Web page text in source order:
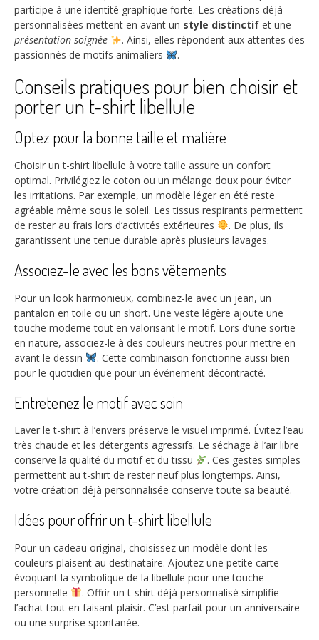
participe à une identité graphique forte. Les créations déjà
personnalisées mettent en avant un style distinctif et une
présentation soignée
. Ainsi, elles répondent aux attentes des
passionnés de motifs animaliers
.
Conseils pratiques pour bien choisir et
porter un t-shirt libellule
Optez pour la bonne taille et matière
Choisir un t-shirt libellule à votre taille assure un confort
optimal. Privilégiez le coton ou un mélange doux pour éviter
les irritations. Par exemple, un modèle léger en été reste
agréable même sous le soleil. Les tissus respirants permettent
de rester au frais lors d’activités extérieures
. De plus, ils
garantissent une tenue durable après plusieurs lavages.
Associez-le avec les bons vêtements
Pour un look harmonieux, combinez-le avec un jean, un
pantalon en toile ou un short. Une veste légère ajoute une
touche moderne tout en valorisant le motif. Lors d’une sortie
en nature, associez-le à des couleurs neutres pour mettre en
avant le dessin
. Cette combinaison fonctionne aussi bien
pour le quotidien que pour un événement décontracté.
Entretenez le motif avec soin
Laver le t-shirt à l’envers préserve le visuel imprimé. Évitez l’eau
très chaude et les détergents agressifs. Le séchage à l’air libre
conserve la qualité du motif et du tissu
. Ces gestes simples
permettent au t-shirt de rester neuf plus longtemps. Ainsi,
votre création déjà personnalisée conserve toute sa beauté.
Idées pour offrir un t-shirt libellule
Pour un cadeau original, choisissez un modèle dont les
couleurs plaisent au destinataire. Ajoutez une petite carte
évoquant la symbolique de la libellule pour une touche
personnelle
. Offrir un t-shirt déjà personnalisé simplifie
l’achat tout en faisant plaisir. C’est parfait pour un anniversaire
ou une surprise spontanée.